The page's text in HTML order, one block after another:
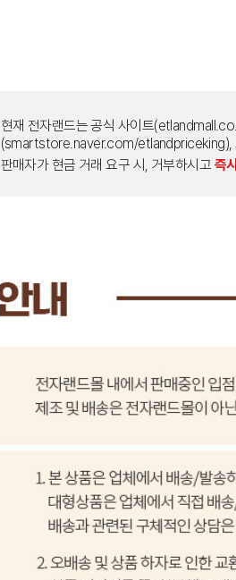
현재 전자랜드는 공식 사이트
(smartstore.naver.com/etlandpriceking),
판매자가 현금 거래 요구 시, 거부하시고 즉